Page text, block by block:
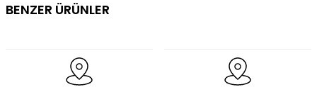
BENZER ÜRÜNLER